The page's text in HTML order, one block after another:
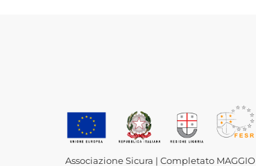
Associazione Sicura | Completato MAGGIO